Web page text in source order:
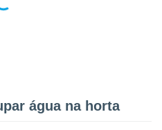
água na horta